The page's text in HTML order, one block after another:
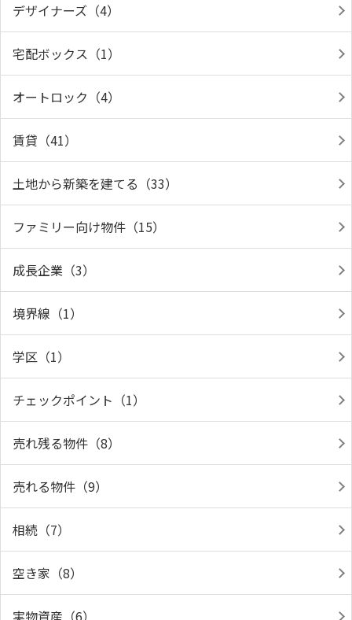
デザイナーズ（4）
宅配ボックス（1）
オートロック（4）
賃貸（41）
土地から新築を建てる（33）
ファミリー向け物件（15）
成長企業（3）
境界線（1）
学区（1）
チェックポイント（1）
売れ残る物件（8）
売れる物件（9）
相続（7）
空き家（8）
実物資産（6）